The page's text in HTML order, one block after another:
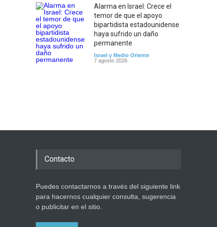
Alarma en Israel: Crece el
temor de que el apoyo
bipartidista estadounidense
haya sufrido un daño
permanente
Israel y Medio Oriente
7 agosto 2026
Contacto
Puedes contactarnos a través del siguiente link
para hacernos cualquier consulta, sugerencia
o publicitar en el sitio.